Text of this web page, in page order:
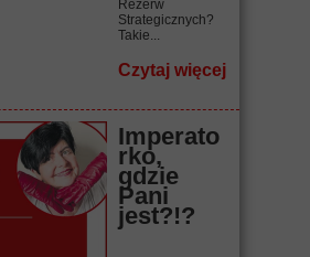
Rezerw
Strategicznych?
Takie...
Czytaj więcej
Imperato
rko,
gdzie
Pani
jest?!?